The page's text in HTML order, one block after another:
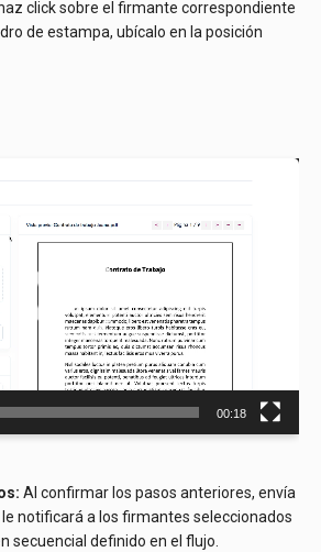
click sobre el firmante correspondiente
de estampa, ubícalo en la posición
00:18
Al confirmar los pasos anteriores, envía
notificará a los firmantes seleccionados
secuencial definido en el flujo.